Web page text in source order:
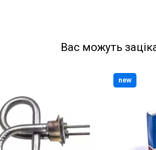
Вас можуть
new